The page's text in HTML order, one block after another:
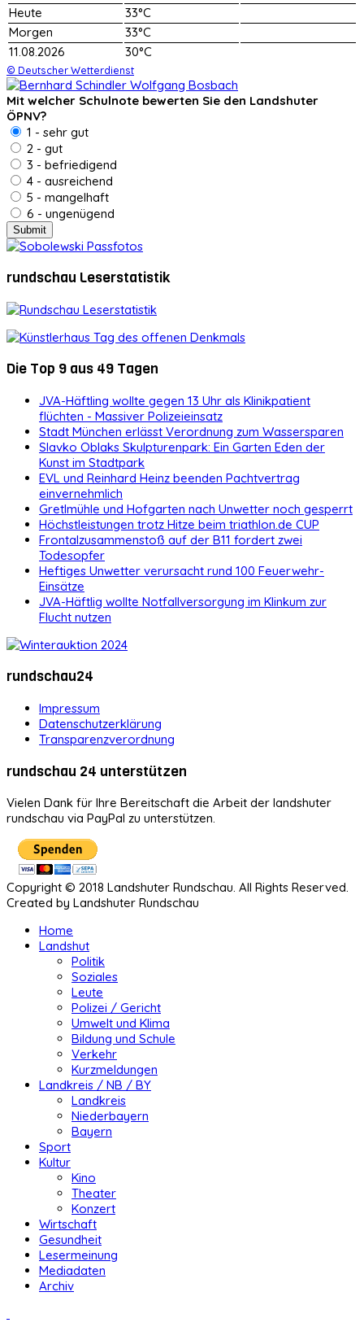
Heute
33°C
Morgen
33°C
11.08.2026
30°C
© Deutscher Wetterdienst
Mit welcher Schulnote bewerten Sie den Landshuter
ÖPNV?
1 - sehr gut
2 - gut
3 - befriedigend
4 - ausreichend
5 - mangelhaft
6 - ungenügend
rundschau Leserstatistik
Die Top 9 aus 49 Tagen
JVA-Häftling wollte gegen 13 Uhr als Klinikpatient
flüchten - Massiver Polizeieinsatz
Stadt München erlässt Verordnung zum Wassersparen
Slavko Oblaks Skulpturenpark: Ein Garten Eden der
Kunst im Stadtpark
EVL und Reinhard Heinz beenden Pachtvertrag
einvernehmlich
Gretlmühle und Hofgarten nach Unwetter noch gesperrt
Höchstleistungen trotz Hitze beim triathlon.de CUP
Frontalzusammenstoß auf der B11 fordert zwei
Todesopfer
Heftiges Unwetter verursacht rund 100 Feuerwehr-
Einsätze
JVA-Häftlig wollte Notfallversorgung im Klinkum zur
Flucht nutzen
rundschau24
Impressum
Datenschutzerklärung
Transparenzverordnung
rundschau 24 unterstützen
Vielen Dank für Ihre Bereitschaft die Arbeit der landshuter
rundschau via PayPal zu unterstützen.
Copyright © 2018 Landshuter Rundschau. All Rights Reserved.
Created by Landshuter Rundschau
Home
Landshut
Politik
Soziales
Leute
Polizei / Gericht
Umwelt und Klima
Bildung und Schule
Verkehr
Kurzmeldungen
Landkreis / NB / BY
Landkreis
Niederbayern
Bayern
Sport
Kultur
Kino
Theater
Konzert
Wirtschaft
Gesundheit
Lesermeinung
Mediadaten
Archiv